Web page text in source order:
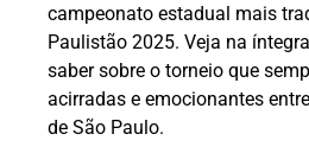
campeonato estadual mais
Paulistão 2025. Veja na
saber sobre o torneio que
acirradas e emocionantes
de São Paulo.